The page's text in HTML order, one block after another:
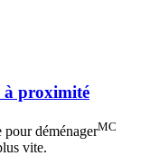
à proximité
déménagerMC
vite.